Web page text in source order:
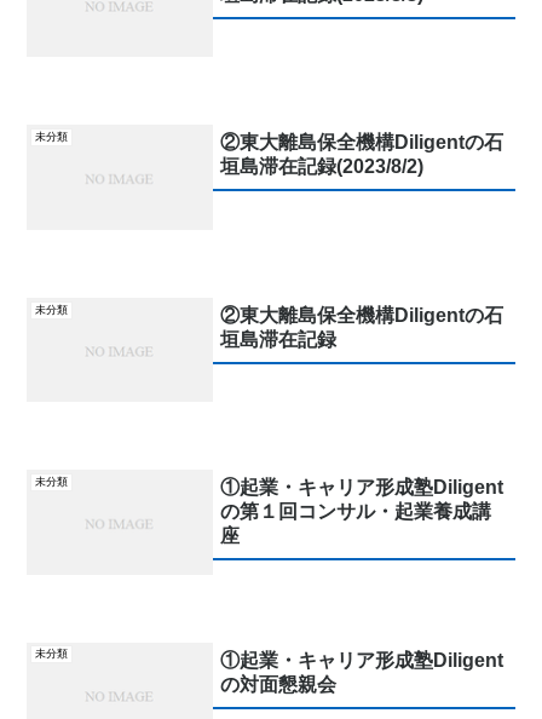
未分類
②東大離島保全機構Diligentの石
垣島滞在記録(2023/8/2)
未分類
②東大離島保全機構Diligentの石
垣島滞在記録
未分類
①起業・キャリア形成塾Diligent
の第１回コンサル・起業養成講
座
未分類
①起業・キャリア形成塾Diligent
の対面懇親会